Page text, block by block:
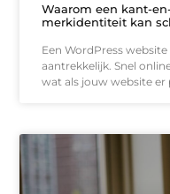
Waarom een kant-
merkidentiteit kan
Een WordPress
aantrekkelijk. Snel
wat als jouw website er